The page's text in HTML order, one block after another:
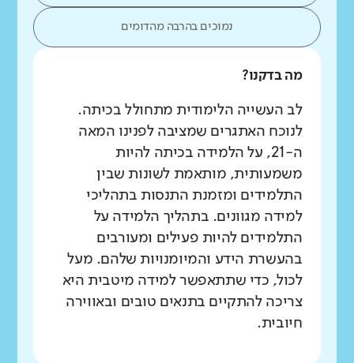
נמוכים בהרבה מהדומים
מה בדקנו?
לב העשייה הלימודית מתחולל בכיתה.
לנוכח האתגרים שמציבה לפנינו המאה
ה-21, על הלמידה בכיתה להיות
משמעותית, מותאמת לשונות שבין
התלמידים ומזמנת התנסות בתהליכי
למידה מגוונים. בתהליך הלמידה על
התלמידים להיות פעילים ומעורבים
בהעשרת הידע והמיומנויות שלהם. מעל
לכול, כדי שתתאפשר למידה מיטבית היא
צריכה להתקיים בתנאים טובים ובאווירה
חיובית.